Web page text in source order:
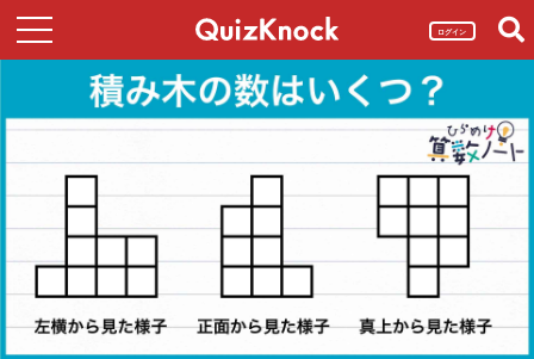
ログイン